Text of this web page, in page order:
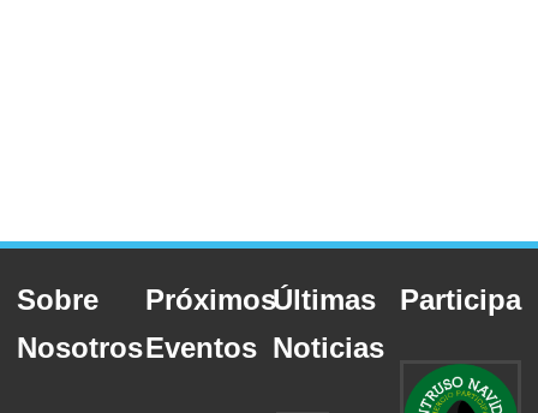
Sobre
Nosotros
Próximos
Eventos
Últimas
Noticias
Participa